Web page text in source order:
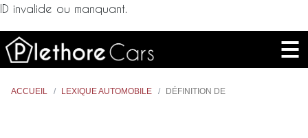
ID invalide ou manquant.
ACCUEIL LEXIQUE AUTOMOBILE DÉFINITION DE